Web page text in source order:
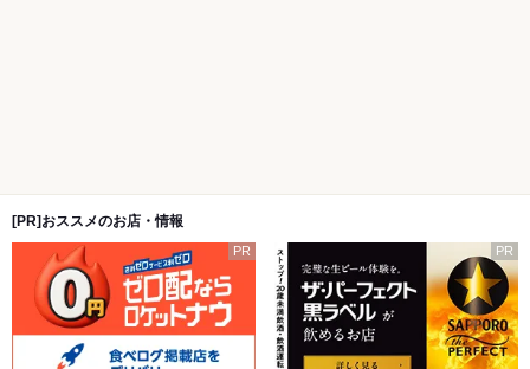
[PR]おススメのお店・情報
PR PR